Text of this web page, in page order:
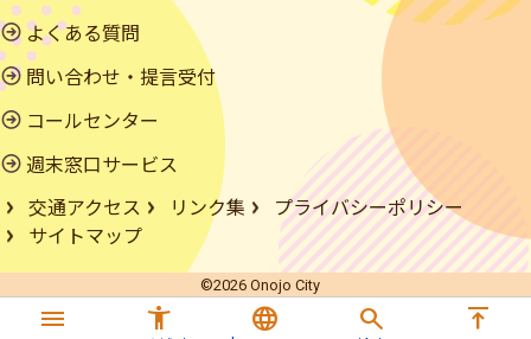
よくある質問
問い合わせ・提言受付
コールセンター
週末窓口サービス
交通アクセス
リンク集
プライバシーポリシー
サイトマップ
©2026 Onojo City
menu accessibility_new language search vertical_align_top